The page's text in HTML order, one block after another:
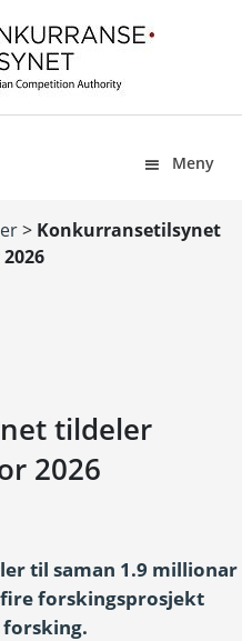
Meny
> Konkurransetilsynet
tildeler
2026
til saman 1.9 millionar
forskingsprosjekt